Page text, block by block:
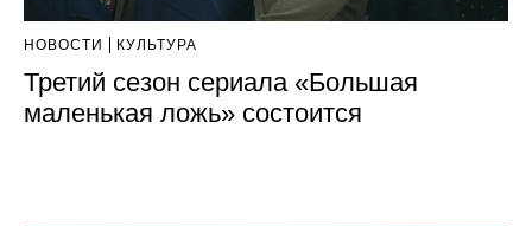
НОВОСТИ КУЛЬТУРА
Третий сезон сериала «Большая
маленькая ложь» состоится